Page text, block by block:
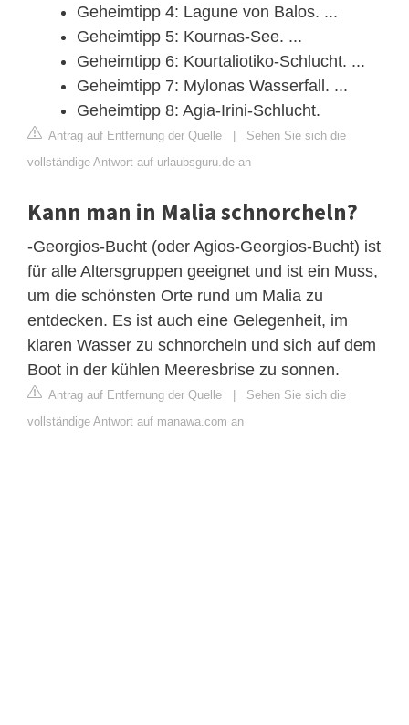
Geheimtipp 4: Lagune von Balos. ...
Geheimtipp 5: Kournas-See. ...
Geheimtipp 6: Kourtaliotiko-Schlucht. ...
Geheimtipp 7: Mylonas Wasserfall. ...
Geheimtipp 8: Agia-Irini-Schlucht.
Antrag auf Entfernung der Quelle | Sehen Sie sich die
vollständige Antwort auf urlaubsguru.de an
Kann man in Malia schnorcheln?
-Georgios-Bucht (oder Agios-Georgios-Bucht) ist
für alle Altersgruppen geeignet und ist ein Muss,
um die schönsten Orte rund um Malia zu
entdecken. Es ist auch eine Gelegenheit, im
klaren Wasser zu schnorcheln und sich auf dem
Boot in der kühlen Meeresbrise zu sonnen.
Antrag auf Entfernung der Quelle | Sehen Sie sich die
vollständige Antwort auf manawa.com an